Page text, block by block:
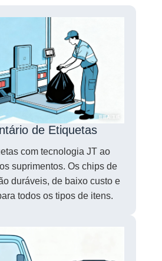
de Etiquetas
com tecnologia JT ao
suprimentos. Os chips de
duráveis, de baixo custo e
todos os tipos de itens.